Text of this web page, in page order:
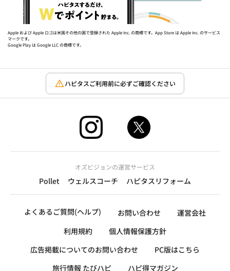
Apple および Apple ロゴは米国その他の国で登録された Apple Inc. の商標です。App Store は Apple Inc. のサービス
マークです。
Google Play は Google LLC の商標です。
ハピタスご利用前に必ずご確認ください
オズビジョンの運営サービス
Pollet ウェルスコーチ ハピタスリフォーム
よくあるご質問(ヘルプ) お問い合わせ
運営会社
利用規約
個人情報保護方針
広告掲載についてのお問い合わせ
PC版はこちら
旅行情報 たびハピ
ハピ得マガジン